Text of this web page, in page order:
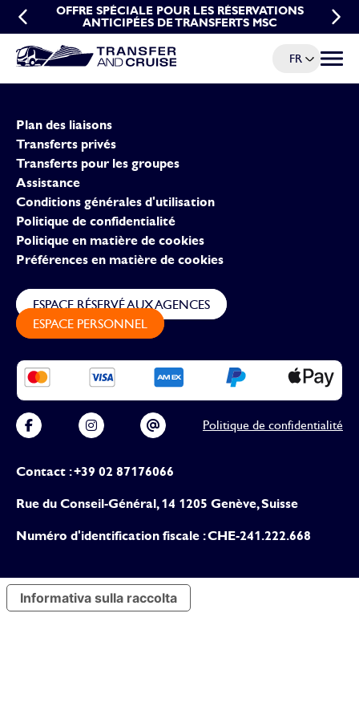
OFFRE DE GROUPE POUR LES TRANSFERTS MSC
OFFRE SPÉCIALE POUR LES RÉSERVATIONS
ANTICIPÉES DE TRANSFERTS MSC
FR Menu
Plan des liaisons
Transferts privés
Transferts pour les groupes
Assistance
Conditions générales d'utilisation
Politique de confidentialité
Politique en matière de cookies
Préférences en matière de cookies
Contact : +39 02 87176066
Rue du Conseil-Général, 14 1205 Genève, Suisse
Numéro d'identification fiscale : CHE-241.222.668
ESPACE RÉSERVÉ AUX AGENCES
ESPACE PERSONNEL
Politique de confidentialité
Informativa sulla raccolta